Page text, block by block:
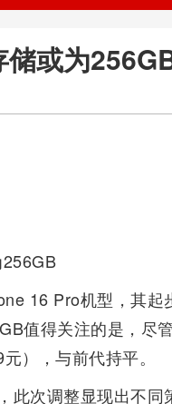
或为
16 Pro机型，其起
值得关注的是，尽
），与前代持平。
此次调整显现出不